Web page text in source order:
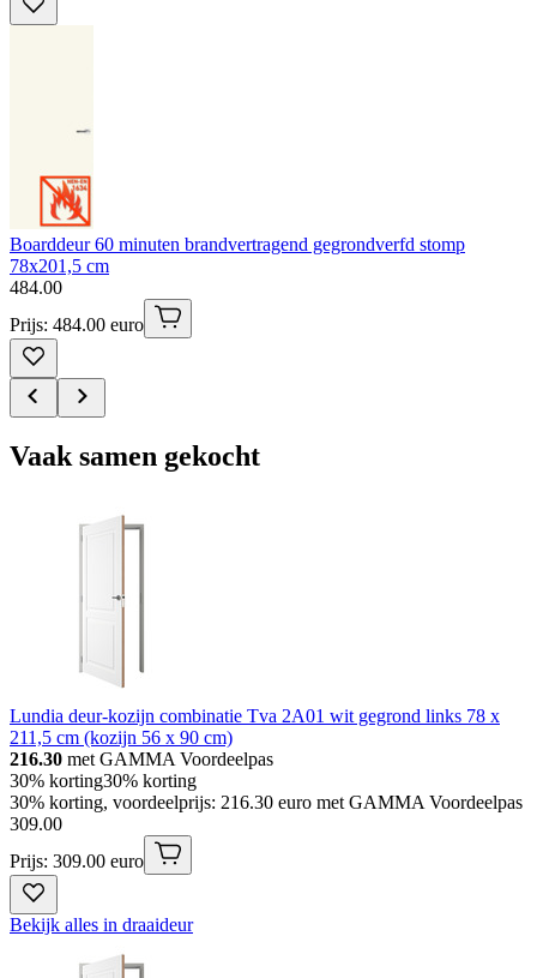
Boarddeur 60 minuten brandvertragend gegrondverfd stomp
78x201,5 cm
484.00
Prijs: 484.00 euro
Vaak samen gekocht
Lundia deur-kozijn combinatie Tva 2A01 wit gegrond links 78 x
211,5 cm (kozijn 56 x 90 cm)
216.30 met GAMMA Voordeelpas
30% korting30% korting
30% korting, voordeelprijs: 216.30 euro met GAMMA Voordeelpas
309.00
Prijs: 309.00 euro
Bekijk alles in draaideur